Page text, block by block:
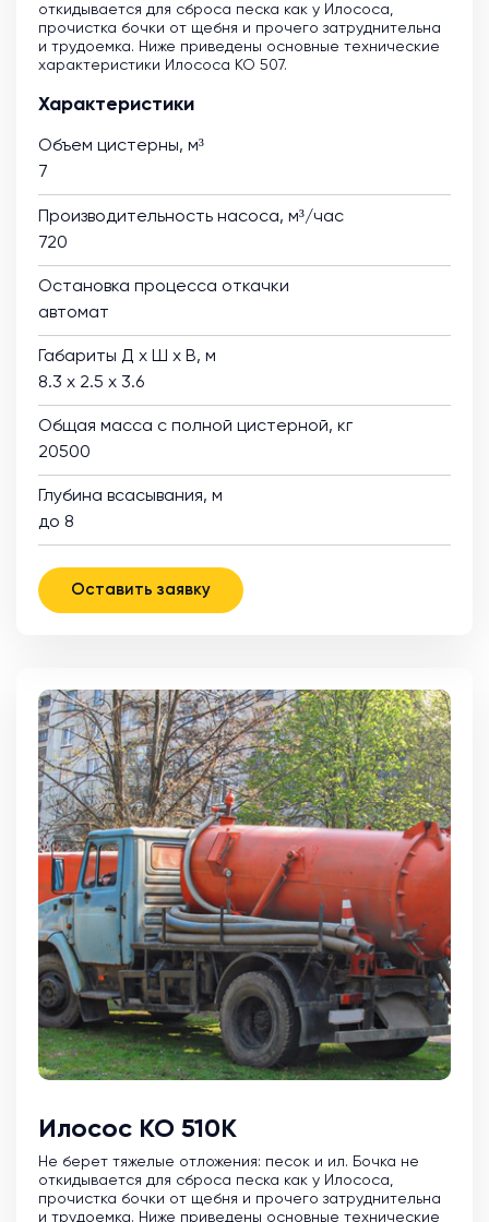
откидывается для сброса песка как у Илососа,
прочистка бочки от щебня и прочего затруднительна
и трудоемка. Ниже приведены основные технические
характеристики Илососа КО 507.
Характеристики
Объем цистерны, м³
7
Производительность насоса, м³/час
720
Остановка процесса откачки
автомат
Габариты Д х Ш х В, м
8.3 х 2.5 х 3.6
Общая масса с полной цистерной, кг
20500
Глубина всасывания, м
до 8
Оставить заявку
Илосос КО 510К
Не берет тяжелые отложения: песок и ил. Бочка не
откидывается для сброса песка как у Илососа,
прочистка бочки от щебня и прочего затруднительна
и трудоемка. Ниже приведены основные технические